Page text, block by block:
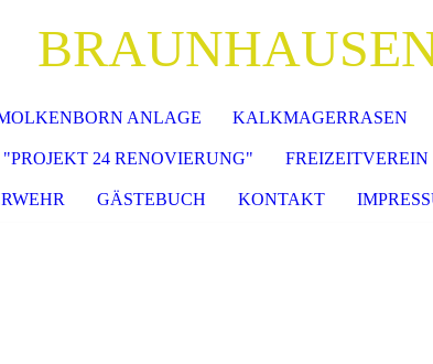
ANLAGE KALKMAGERRASEN
"PROJEKT 24 RENOVIERUNG" FREIZEITVEREIN
GÄSTEBUCH KONTAKT